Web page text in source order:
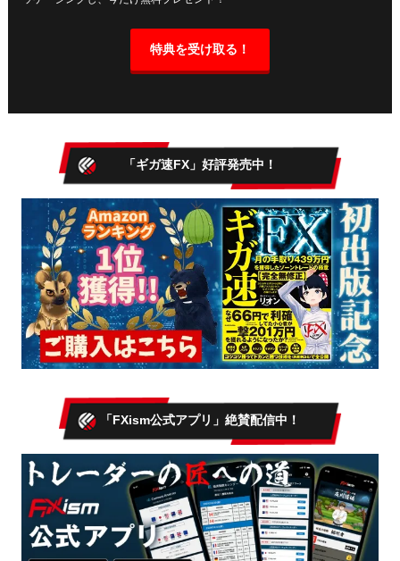
特典を受け取る！
「ギガ速FX」好評発売中！
「FXism公式アプリ」絶賛配信中！